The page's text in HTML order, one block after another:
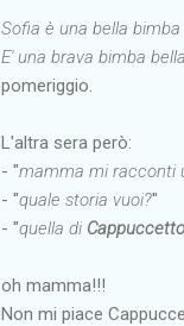
Sofia è una bella
E' una brava bimba
pomeriggio.
L'altra sera però:
- "mamma mi racconti
- "quale storia vuoi?"
- "quella di
oh mamma!!!
Non mi piace